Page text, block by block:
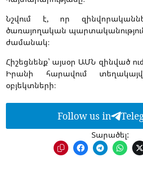
Նշվում է, որ
ծառայողական
ժամանակ։
Հիշեցնենք՝ այսօր ԱՄՆ զինված
Իրանի հարավում
օբյեկտների։
Follow us in
Տարածել: